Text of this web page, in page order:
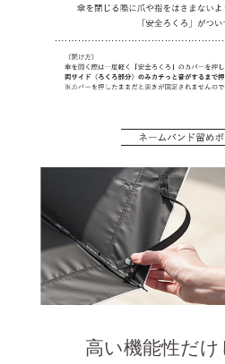
高い機能性だけ